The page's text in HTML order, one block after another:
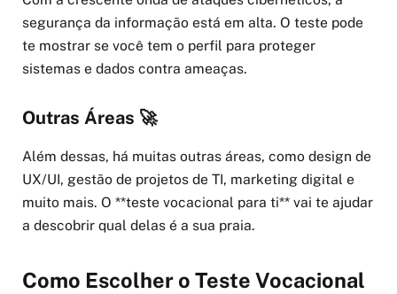
segurança da informação está em alta. O teste pode
te mostrar se você tem o perfil para proteger
sistemas e dados contra ameaças.
Outras Áreas 🚀
Além dessas, há muitas outras áreas, como design de
UX/UI, gestão de projetos de TI, marketing digital e
muito mais. O **teste vocacional para ti** vai te ajudar
a descobrir qual delas é a sua praia.
Como Escolher o Teste Vocacional